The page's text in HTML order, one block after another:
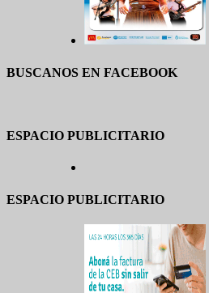
BUSCANOS EN FACEBOOK
ESPACIO PUBLICITARIO
ESPACIO PUBLICITARIO